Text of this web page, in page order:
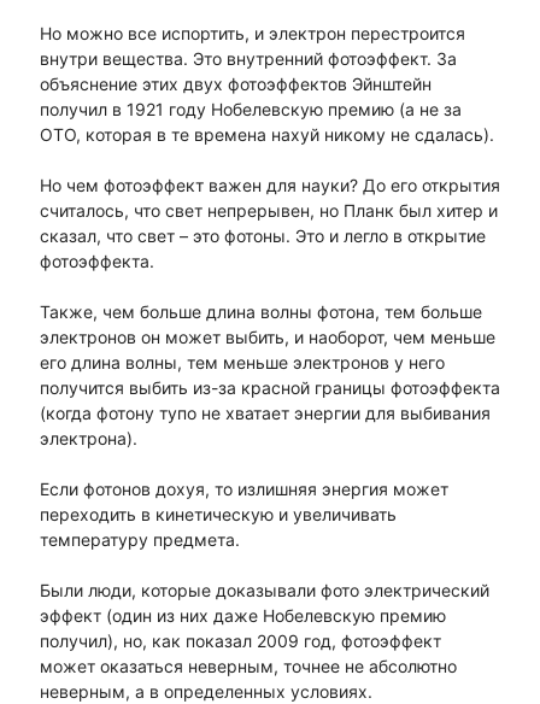
Но можно все испортить, и электрон перестроится
внутри вещества. Это внутренний фотоэффект. За
объяснение этих двух фотоэффектов Эйнштейн
получил в 1921 году Нобелевскую премию (а не за
ОТО, которая в те времена нахуй никому не сдалась).
Но чем фотоэффект важен для науки? До его открытия
считалось, что свет непрерывен, но Планк был хитер и
сказал, что свет – это фотоны. Это и легло в открытие
фотоэффекта.
Также, чем больше длина волны фотона, тем больше
электронов он может выбить, и наоборот, чем меньше
его длина волны, тем меньше электронов у него
получится выбить из-за красной границы фотоэффекта
(когда фотону тупо не хватает энергии для выбивания
электрона).
Если фотонов дохуя, то излишняя энергия может
переходить в кинетическую и увеличивать
температуру предмета.
Были люди, которые доказывали фото электрический
эффект (один из них даже Нобелевскую премию
получил), но, как показал 2009 год, фотоэффект
может оказаться неверным, точнее не абсолютно
неверным, а в определенных условиях.